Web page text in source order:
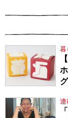
暮
グ
連